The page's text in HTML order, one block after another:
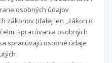
osobných údajov
zákonov (ďalej len „zákon o
spracúvania osobných
spracúvajú osobné údaje